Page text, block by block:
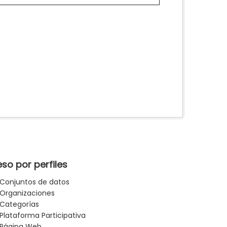
por perfiles
Conjuntos de datos
Organizaciones
Categorías
Plataforma Participativa